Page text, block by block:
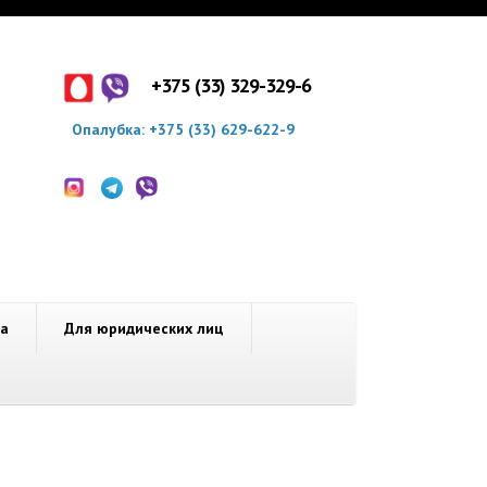
+375 (33) 329-329-6
Опалубка: +375 (33) 629-622-9
Для юридических лиц